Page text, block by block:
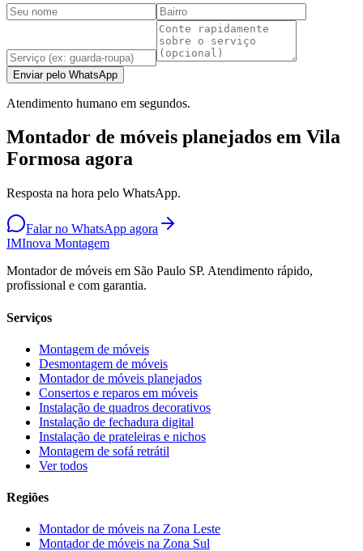
Enviar pelo WhatsApp
Atendimento humano em segundos.
Montador de móveis planejados em Vila
Formosa agora
Resposta na hora pelo WhatsApp.
Falar no WhatsApp agora
IMInova Montagem
Montador de móveis em São Paulo SP. Atendimento rápido,
profissional e com garantia.
Serviços
Montagem de móveis
Desmontagem de móveis
Montador de móveis planejados
Consertos e reparos em móveis
Instalação de quadros decorativos
Instalação de fechadura digital
Instalação de prateleiras e nichos
Montagem de sofá retrátil
Ver todos
Regiões
Montador de móveis na Zona Leste
Montador de móveis na Zona Sul